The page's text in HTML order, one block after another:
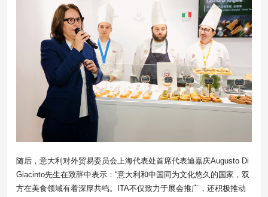
随后，意大利对外贸易委员会上海代表处首席代表迪嘉庆Augusto Di
Giacinto先生在致辞中表示：“意大利和中国同为文化悠久的国家，双
方在美食领域有着深厚共鸣。ITA不仅致力于展会推广，还积极推动